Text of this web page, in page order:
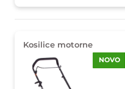
Kosilice motorne
NOVO